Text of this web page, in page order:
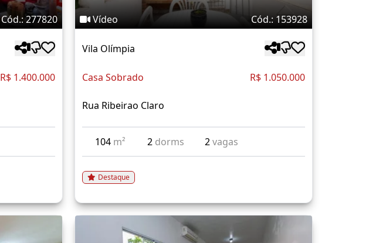
Cód.: 277820
R$ 1.400.000
Vídeo Cód.: 153928
Vila Olímpia
Casa Sobrado R$ 1.050.000
Rua Ribeirao Claro
104 m² 2 dorms 2vagas
Destaque